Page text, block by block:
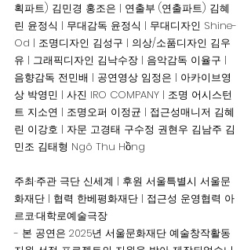
획파트) 김민경 홍조은 | 연출부 (연출파트) 김혜
린 윤정식 | 무대감독 윤정식 | 무대디자인 Shine-
Od | 조명디자인 김성구 | 의상/소품디자인 김우
유 | 그래픽디자인 김낙수장 | 음악감독 이율구 |
음향감독 전민배 | 공연영상 임정은 | 아카이브영
상 박영민 | 사진 IRO COMPANY | 조명 어시스턴
트 지소연 | 조명오퍼 이정균 | 접근성매니저 김혜
린 이강호 | 자문 고경태 구수정 권현우 김남주 김
민조 김태형 Ngô Thu Hồng
주최·주관 극단 신세계 | 후원 서울특별시 서울문
화재단 | 협력 한베평화재단 | 접근성 운영협력 아
르코·대학로예술극장
- 본 공연은 2025년 서울문화재단 예술창작활동